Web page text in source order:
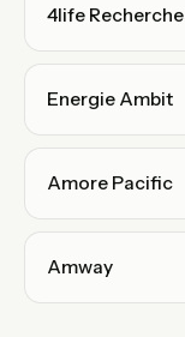
4life Recherche
Energie Ambit
Amore Pacific
Amway